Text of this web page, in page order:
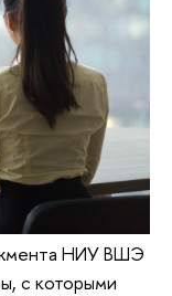
НИУ ВШЭ
с которыми